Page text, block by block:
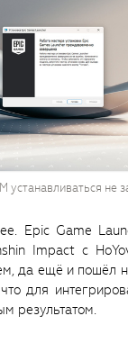
устанавливаться не
Epic Game
Impact с
да ещё и пошёл
для
результатом.